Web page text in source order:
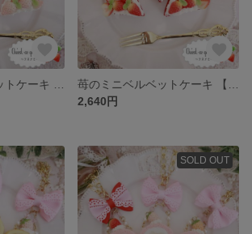
2,640円
SOLD OUT